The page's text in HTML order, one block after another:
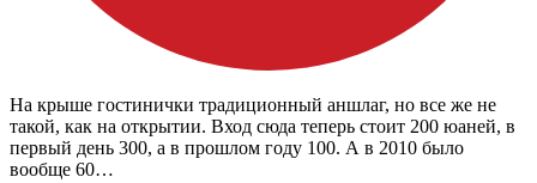
На крыше гостинички традиционный аншлаг, но все же не
такой, как на открытии. Вход сюда теперь стоит 200 юаней, в
первый день 300, а в прошлом году 100. А в 2010 было
вообще 60…